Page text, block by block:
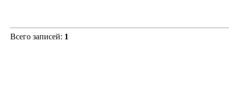
Всего записей: 1